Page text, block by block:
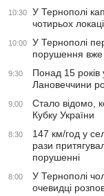
10:30
У Тернополі
чотирьох
10:00
У Тернополі
порушення вже
9:30
Понад 15 років
Лановеччини
9:00
Стало відомо,
Кубку України
8:30
147 км/год у
рази
порушенні
8:00
У Тернополі
очевидці